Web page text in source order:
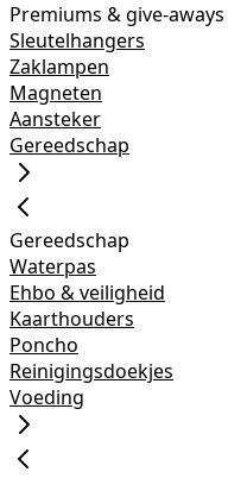
Premiums & give-aways
Sleutelhangers
Zaklampen
Magneten
Aansteker
Gereedschap
Gereedschap
Waterpas
Ehbo & veiligheid
Kaarthouders
Poncho
Reinigingsdoekjes
Voeding